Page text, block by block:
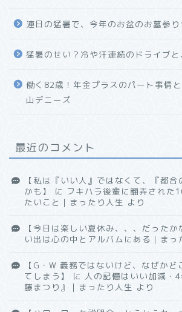
連日の猛暑で、今年のお盆のお墓参り
猛暑のせい？冷や汗連続のドライブ
働く82歳！年金プラスのパート事情
山デニーズ
最近のコメント
【私は『いい人』ではなくて、『都
かも】
に フキハラ後輩に翻弄された
たいこと｜まったり人生 より
【今日は楽しい夏休み、、、だったか
い出は心の中とアルバムにある｜まっ
【G・W 義務ではないけど、なぜかど
てしまう】
に 人の記憶はいい加減・
藤まつり』｜まったり人生 より